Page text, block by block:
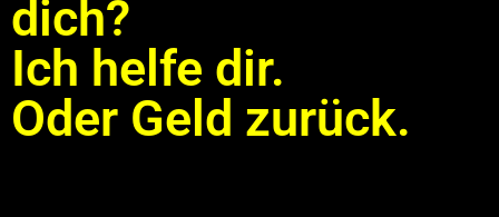
dich?
Ich helfe dir.
Oder Geld zurück.